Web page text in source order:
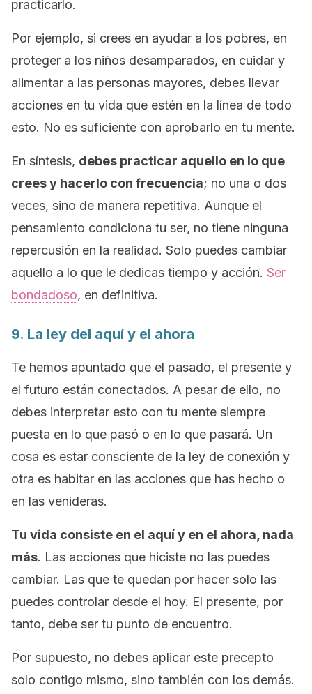
practicarlo.
Por ejemplo, si crees en ayudar a los pobres, en
proteger a los niños desamparados, en cuidar y
alimentar a las personas mayores, debes llevar
acciones en tu vida que estén en la línea de todo
esto. No es suficiente con aprobarlo en tu mente.
En síntesis, debes practicar aquello en lo que
crees y hacerlo con frecuencia; no una o dos
veces, sino de manera repetitiva. Aunque el
pensamiento condiciona tu ser, no tiene ninguna
repercusión en la realidad. Solo puedes cambiar
aquello a lo que le dedicas tiempo y acción. Ser
bondadoso, en definitiva.
9. La ley del aquí y el ahora
Te hemos apuntado que el pasado, el presente y
el futuro están conectados. A pesar de ello, no
debes interpretar esto con tu mente siempre
puesta en lo que pasó o en lo que pasará. Un
cosa es estar consciente de la ley de conexión y
otra es habitar en las acciones que has hecho o
en las venideras.
Tu vida consiste en el aquí y en el ahora, nada
más. Las acciones que hiciste no las puedes
cambiar. Las que te quedan por hacer solo las
puedes controlar desde el hoy. El presente, por
tanto, debe ser tu punto de encuentro.
Por supuesto, no debes aplicar este precepto
solo contigo mismo, sino también con los demás.